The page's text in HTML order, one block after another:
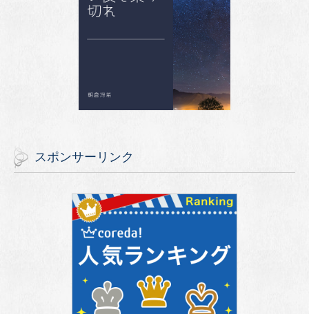
スポンサーリンク